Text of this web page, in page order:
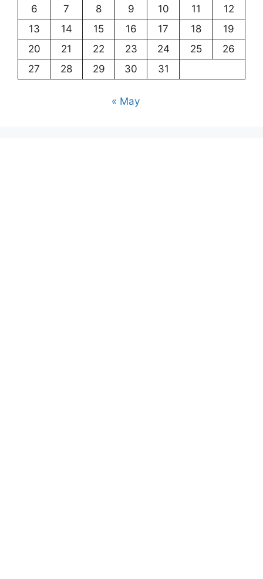
6
7 8 9 10 11
12
13
14 15 16 17 18
19
20
21 22 23 24 25
26
27
28 29 30 31
« May